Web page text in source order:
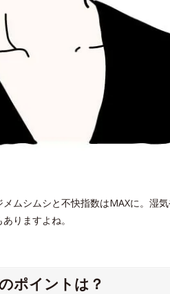
ムシムシと不快指数はMAXに。湿
りますよね。
ポイントは？